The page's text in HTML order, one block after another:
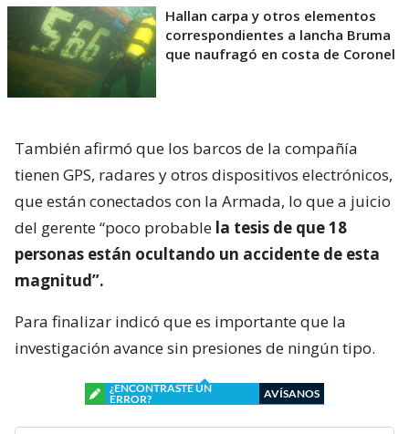
Hallan carpa y otros elementos
correspondientes a lancha Bruma
que naufragó en costa de Coronel
También afirmó que los barcos de la compañía
tienen GPS, radares y otros dispositivos electrónicos,
que están conectados con la Armada, lo que a juicio
del gerente “poco probable la tesis de que 18
personas están ocultando un accidente de esta
magnitud”.
Para finalizar indicó que es importante que la
investigación avance sin presiones de ningún tipo.
¿ENCONTRASTE UN
ERROR?
AVÍSANOS